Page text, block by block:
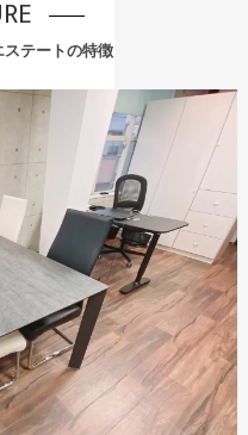
テートの特徴